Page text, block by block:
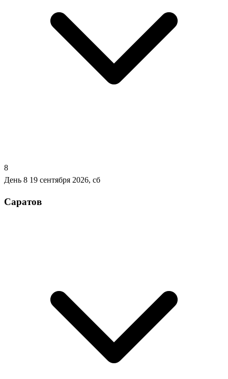
8
День 8 19 сентября 2026, сб
Саратов